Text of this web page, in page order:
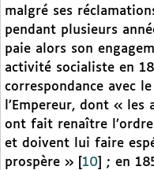
malgré ses
pendant plusieurs
paie alors son
activité socialiste en
correspondance avec
l’Empereur, dont « les
ont fait renaître
et doivent lui faire
prospère »
10
; en